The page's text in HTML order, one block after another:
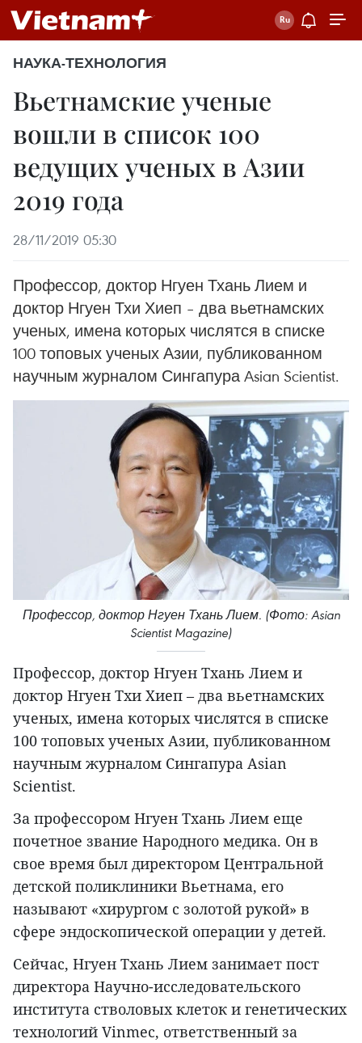
НАУКА-ТЕХНОЛОГИЯ
Вьетнамские ученые
вошли в список 100
ведущих ученых в Азии
2019 года
28/11/2019 05:30
Профессор, доктор Нгуен Тхань Лием и
доктор Нгуен Тхи Хиеп – два вьетнамских
ученых, имена которых числятся в списке
100 топовых ученых Азии, публикованном
научным журналом Сингапура Asian Scientist.
Профессор, доктор Нгуен Тхань Лием. (Фото: Asian
Scientist Magazine)
Профессор, доктор Нгуен Тхань Лием и
доктор Нгуен Тхи Хиеп – два вьетнамских
ученых, имена которых числятся в списке
100 топовых ученых Азии, публикованном
научным журналом Сингапура Asian
Scientist.
За профессором Нгуен Тхань Лием еще
почетное звание Народного медика. Он в
свое время был директором Центральной
детской поликлиники Вьетнама, его
называют «хирургом с золотой рукой» в
сфере эндоскопической операции у детей.
Сейчас, Нгуен Тхань Лием занимает пост
директора Научно-исследовательского
института стволовых клеток и генетических
технологий Vinmec, ответственный за